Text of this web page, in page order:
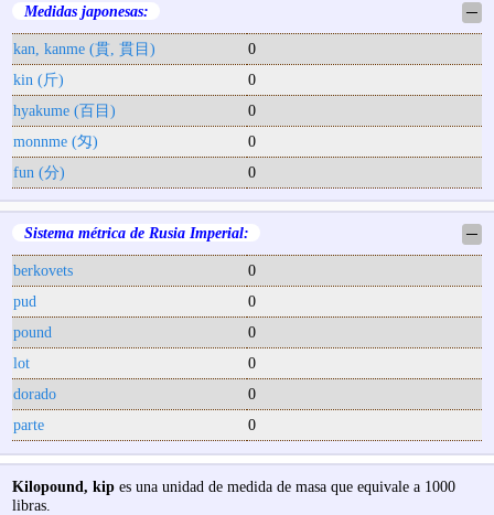
Medidas japonesas: ─
kan, kanme (貫, 貫目)
0
kin (斤)
0
hyakume (百目)
0
monnme (匁)
0
fun (分)
0
Sistema métrica de Rusia Imperial: ─
berkovets
0
pud
0
pound
0
lot
0
dorado
0
parte
0
Kilopound, kipes una unidad de medida de masa que equivale a 1000
libras.